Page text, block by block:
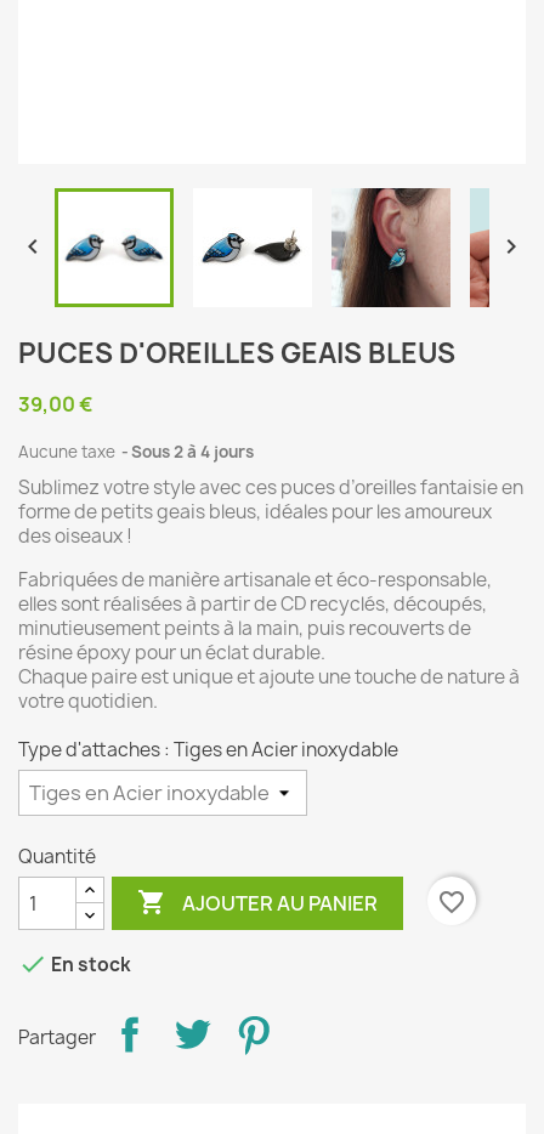
 
PUCES D'OREILLES GEAIS BLEUS
39,00 €
Aucune taxe Sous 2 à 4 jours
Sublimez votre style avec ces puces d’oreilles fantaisie en
forme de petits geais bleus, idéales pour les amoureux
des oiseaux !
Fabriquées de manière artisanale et éco-responsable,
elles sont réalisées à partir de CD recyclés, découpés,
minutieusement peints à la main, puis recouverts de
résine époxy pour un éclat durable.
Chaque paire est unique et ajoute une touche de nature à
votre quotidien.
Type d'attaches : Tiges en Acier inoxydable
Quantité
 AJOUTER AU PANIER favorite_border
 En stock
Partager